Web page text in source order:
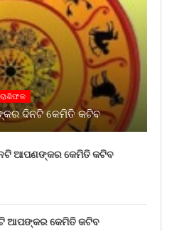
ରାଶିଫଳ
ଦିନଟି କେମିତି କଟିବ
ଆପଣଙ୍କର କେମିତି କଟିବ
ଆପଙ୍କର କେମିତି କଟିବ